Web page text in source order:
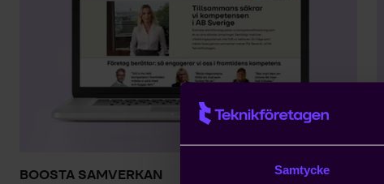
Samtycke
BOOSTA SAMVERKAN